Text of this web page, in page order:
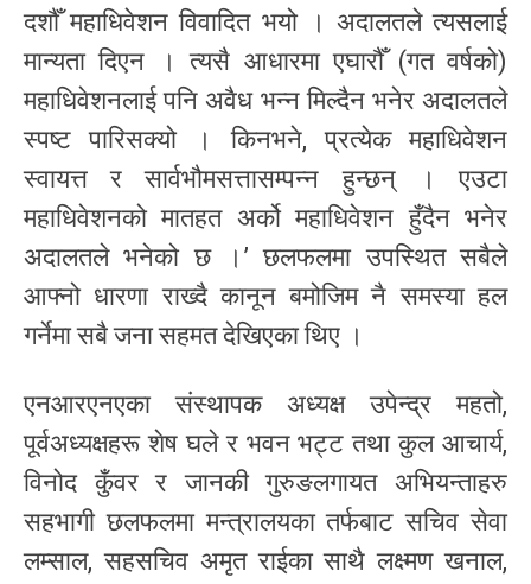
दशौँ महाधिवेशन विवादित भयो । अदालतले त्यसलाई
मान्यता दिएन । त्यसै आधारमा एघारौँ (गत वर्षको)
महाधिवेशनलाई पनि अवैध भन्न मिल्दैन भनेर अदालतले
स्पष्ट पारिसक्यो । किनभने, प्रत्येक महाधिवेशन
स्वायत्त र सार्वभौमसत्तासम्पन्न हुन्छन् । एउटा
महाधिवेशनको मातहत अर्को महाधिवेशन हुँदैन भनेर
अदालतले भनेको छ ।’ छलफलमा उपस्थित सबैले
आफ्नो धारणा राख्दै कानून बमोजिम नै समस्या हल
गर्नेमा सबै जना सहमत देखिएका थिए ।
एनआरएनएका संस्थापक अध्यक्ष उपेन्द्र महतो,
पूर्वअध्यक्षहरू शेष घले र भवन भट्ट तथा कुल आचार्य,
विनोद कुँवर र जानकी गुरुङलगायत अभियन्ताहरु
सहभागी छलफलमा मन्त्रालयका तर्फबाट सचिव सेवा
लम्साल, सहसचिव अमृत राईका साथै लक्ष्मण खनाल,